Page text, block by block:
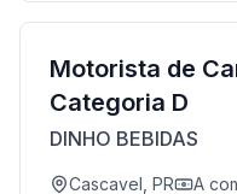
Motorista de
Categoria D
DINHO BEBIDAS
Cascavel, PR A